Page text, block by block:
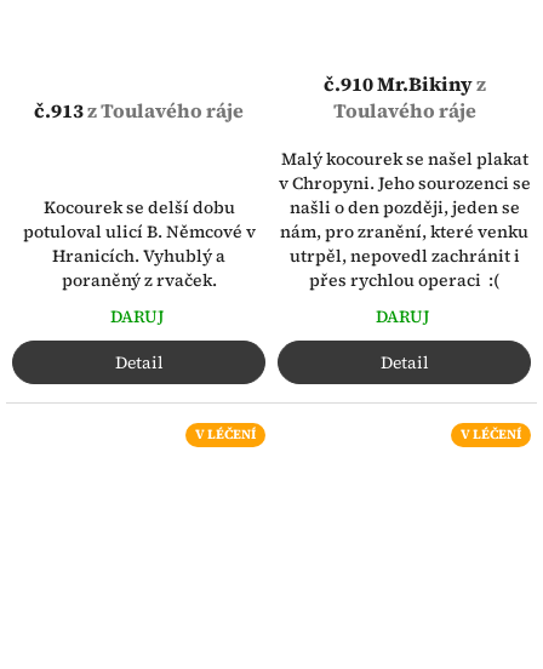
č.913z Toulavého ráje
Kocourek se delší dobu
potuloval ulicí B. Němcové v
Hranicích. Vyhublý a
poraněný z rvaček.
DARUJ
Detail
č.910 Mr.Bikinyz
Toulavého ráje
Malý kocourek se našel plakat
v Chropyni. Jeho sourozenci se
našli o den později, jeden se
nám, pro zranění, které venku
utrpěl, nepovedl zachránit i
přes rychlou operaci :(
DARUJ
Detail
V LÉČENÍ V LÉČENÍ